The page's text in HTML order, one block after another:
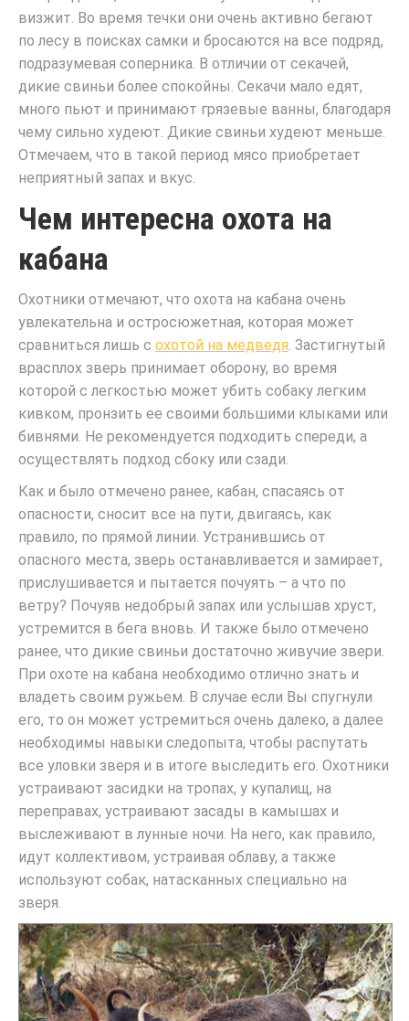
визжит. Во время течки они очень активно бегают
по лесу в поисках самки и бросаются на все подряд,
подразумевая соперника. В отличии от секачей,
дикие свиньи более спокойны. Секачи мало едят,
много пьют и принимают грязевые ванны, благодаря
чему сильно худеют. Дикие свиньи худеют меньше.
Отмечаем, что в такой период мясо приобретает
неприятный запах и вкус.
Чем интересна охота на
кабана
Охотники отмечают, что охота на кабана очень
увлекательна и остросюжетная, которая может
сравниться лишь с охотой на медведя. Застигнутый
врасплох зверь принимает оборону, во время
которой с легкостью может убить собаку легким
кивком, пронзить ее своими большими клыками или
бивнями. Не рекомендуется подходить спереди, а
осуществлять подход сбоку или сзади.
Как и было отмечено ранее, кабан, спасаясь от
опасности, сносит все на пути, двигаясь, как
правило, по прямой линии. Устранившись от
опасного места, зверь останавливается и замирает,
прислушивается и пытается почуять – а что по
ветру? Почуяв недобрый запах или услышав хруст,
устремится в бега вновь. И также было отмечено
ранее, что дикие свиньи достаточно живучие звери.
При охоте на кабана необходимо отлично знать и
владеть своим ружьем. В случае если Вы спугнули
его, то он может устремиться очень далеко, а далее
необходимы навыки следопыта, чтобы распутать
все уловки зверя и в итоге выследить его. Охотники
устраивают засидки на тропах, у купалищ, на
переправах, устраивают засады в камышах и
выслеживают в лунные ночи. На него, как правило,
идут коллективом, устраивая облаву, а также
используют собак, натасканных специально на
зверя.